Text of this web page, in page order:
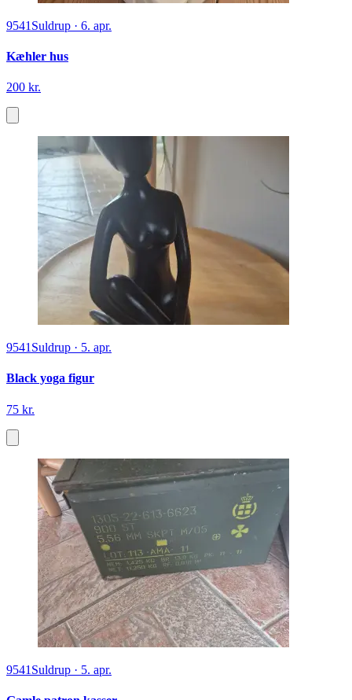
9541 Suldrup · 6. apr.
Kæhler hus
200 kr.
9541 Suldrup · 5. apr.
Black yoga figur
75 kr.
9541 Suldrup · 5. apr.